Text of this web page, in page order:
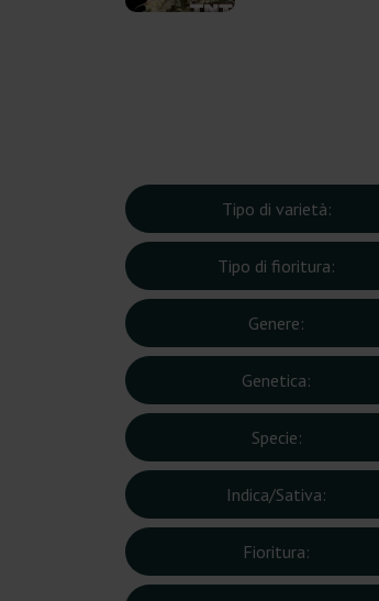
Tipo di varietà:
Tipo di fioritura:
Genere:
Genetica:
Specie:
Indica/Sativa:
Fioritura: